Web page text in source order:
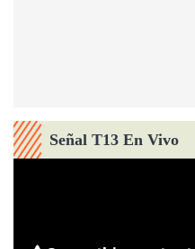
Señal T13 En Vivo